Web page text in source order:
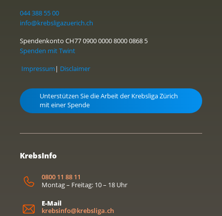
044 388 55 00
info@krebsligazuerich.ch
Spendenkonto CH77 0900 0000 8000 0868 5
Spenden mit Twint
Impressum | Disclaimer
Unterstützen Sie die Arbeit der Krebsliga Zürich
mit einer Spende
KrebsInfo
0800 11 88 11
Montag – Freitag: 10 – 18 Uhr
E-Mail
krebsinfo@krebsliga.ch